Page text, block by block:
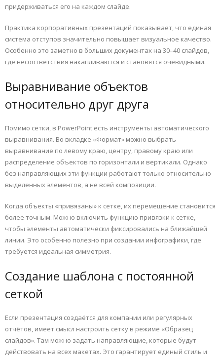
придерживаться его на каждом слайде.
Практика корпоративных презентаций показывает, что единая
система отступов значительно повышает визуальное качество.
Особенно это заметно в больших документах на 30–40 слайдов,
где несоответствия накапливаются и становятся очевидными.
Выравнивание объектов
относительно друг друга
Помимо сетки, в PowerPoint есть инструменты автоматического
выравнивания. Во вкладке «Формат» можно выбрать
выравнивание по левому краю, центру, правому краю или
распределение объектов по горизонтали и вертикали. Однако
без направляющих эти функции работают только относительно
выделенных элементов, а не всей композиции.
Когда объекты «привязаны» к сетке, их перемещение становится
более точным. Можно включить функцию привязки к сетке,
чтобы элементы автоматически фиксировались на ближайшей
линии. Это особенно полезно при создании инфографики, где
требуется идеальная симметрия.
Создание шаблона с постоянной
сеткой
Если презентация создаётся для компании или регулярных
отчётов, имеет смысл настроить сетку в режиме «Образец
слайдов». Там можно задать направляющие, которые будут
действовать на всех макетах. Это гарантирует единый стиль и